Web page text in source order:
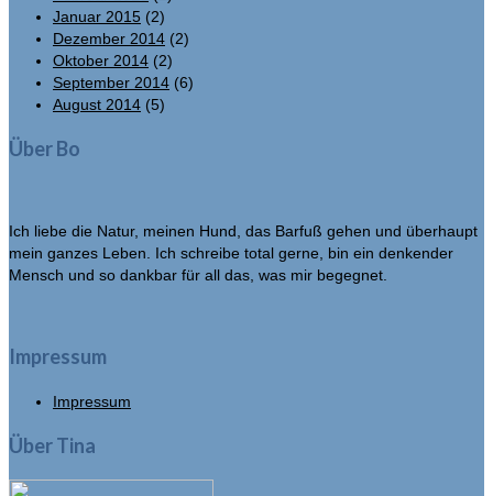
Januar 2015 (2)
Dezember 2014 (2)
Oktober 2014 (2)
September 2014 (6)
August 2014 (5)
Über Bo
Ich liebe die Natur, meinen Hund, das Barfuß gehen und überhaupt
mein ganzes Leben. Ich schreibe total gerne, bin ein denkender
Mensch und so dankbar für all das, was mir begegnet.
Impressum
Impressum
Über Tina